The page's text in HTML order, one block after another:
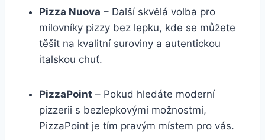
Pizza Nuova – Další skvělá volba pro
milovníky pizzy bez lepku, kde se můžete
těšit na kvalitní suroviny a autentickou
italskou chuť.
PizzaPoint – Pokud hledáte moderní
pizzerii s bezlepkovými možnostmi,
PizzaPoint je tím pravým místem pro vás.